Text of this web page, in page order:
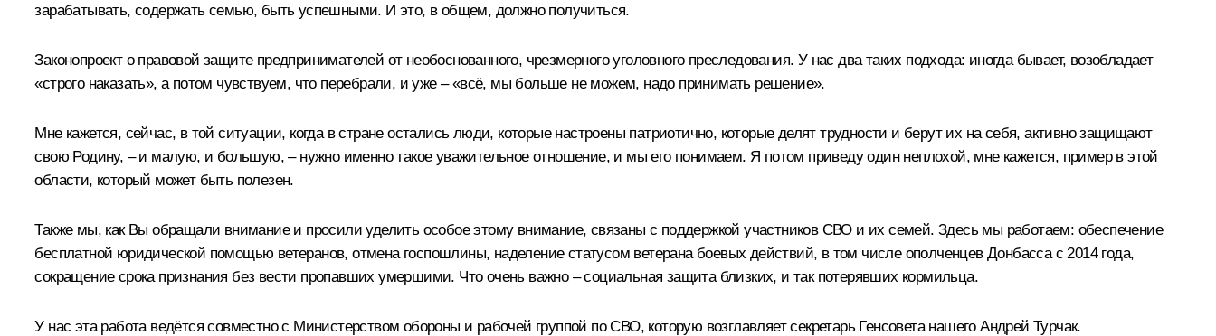
зарабатывать, содержать семью, быть успешными. И это, в общем, должно получиться.
Законопроект о правовой защите предпринимателей от необоснованного, чрезмерного уголовного преследования. У нас два таких подхода: иногда бывает, возобладает
«строго наказать», а потом чувствуем, что перебрали, и уже – «всё, мы больше не можем, надо принимать решение».
Мне кажется, сейчас, в той ситуации, когда в стране остались люди, которые настроены патриотично, которые делят трудности и берут их на себя, активно защищают
свою Родину, – и малую, и большую, – нужно именно такое уважительное отношение, и мы его понимаем. Я потом приведу один неплохой, мне кажется, пример в этой
области, который может быть полезен.
Также мы, как Вы обращали внимание и просили уделить особое этому внимание, связаны с поддержкой участников СВО и их семей. Здесь мы работаем: обеспечение
бесплатной юридической помощью ветеранов, отмена госпошлины, наделение статусом ветерана боевых действий, в том числе ополченцев Донбасса с 2014 года,
сокращение срока признания без вести пропавших умершими. Что очень важно – социальная защита близких, и так потерявших кормильца.
У нас эта работа ведётся совместно с Министерством обороны и рабочей группой по СВО, которую возглавляет секретарь Генсовета нашегоАндрей Турчак.